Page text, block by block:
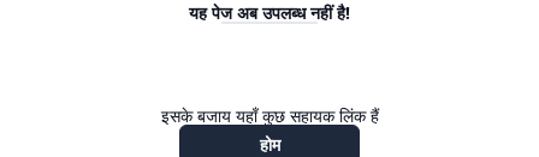
यह पेज अब उपलब्ध नहीं है!
इसके बजाय यहाँ कुछ सहायक लिंक हैं
होम